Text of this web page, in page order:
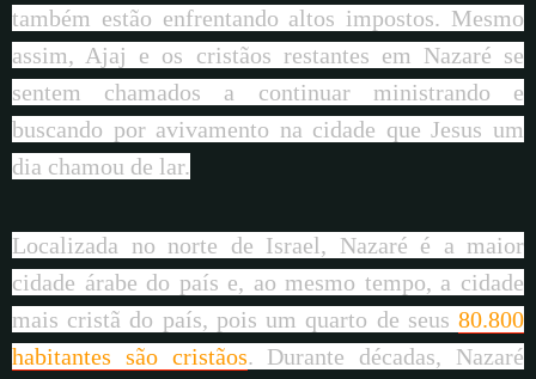
também estão enfrentando altos impostos. Mesmo
assim, Ajaj e os cristãos restantes em Nazaré se
sentem chamados a continuar ministrando e
buscando por avivamento na cidade que Jesus um
dia chamou de lar.
Localizada no norte de Israel, Nazaré é a maior
cidade árabe do país e, ao mesmo tempo, a cidade
mais cristã do país, pois um quarto de seus 80.800
habitantes são cristãos. Durante décadas, Nazaré